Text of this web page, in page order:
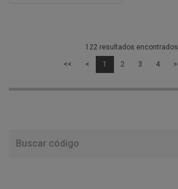
122 resultados encontrados
<< < 1 2 3 4 >